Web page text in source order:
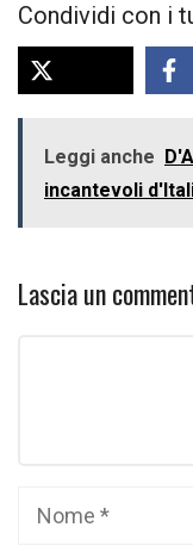
Condividi con i
Leggi anche
incantevoli
Lascia un